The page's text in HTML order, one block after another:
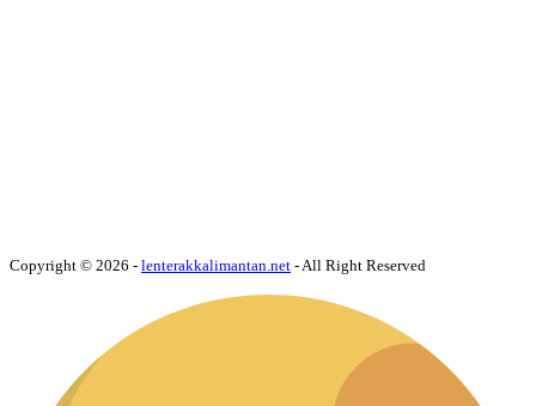
Copyright © 2026 - lenterakkalimantan.net - All Right Reserved